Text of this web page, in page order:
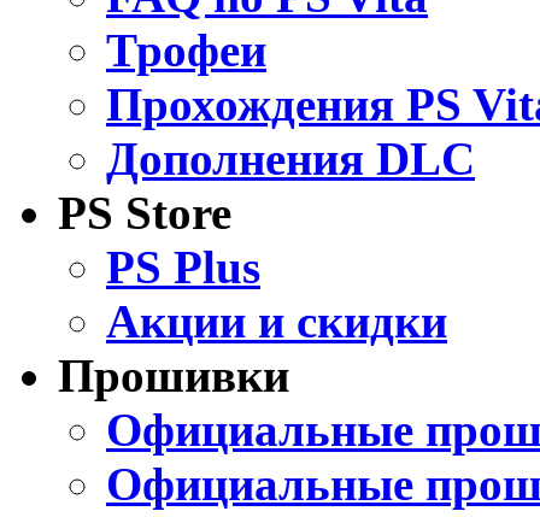
Трофеи
Прохождения PS
Дополнения DLC
PS Store
PS Plus
Акции и скидки
Прошивки
Официальные
Официальные